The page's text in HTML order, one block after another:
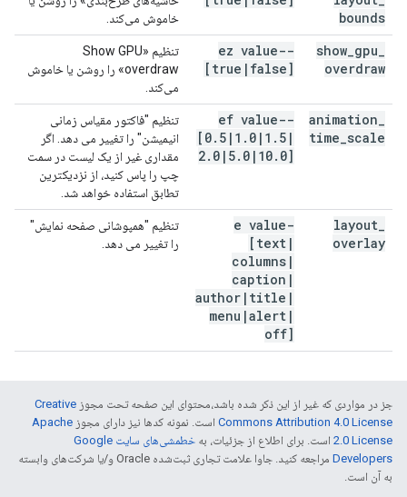
bounds
خاموش می‌کند.
show gpu
overdraw
--ez value
[true | false]
تنظیم «Show GPU
overdraw» را روشن یا خاموش
می‌کند.
animation
time scale
--ef value
[0. 5 | 1 . 0 | 1 . 5 |
2. 0 | 5. 0 | 10. 0]
تنظیم "فاکتور مقیاس زمانی
انیمیشن" را تغییر می دهد. اگر
مقداری غیر از یک لیست در سمت
چپ را پاس کنید، از نزدیکترین
تطابق استفاده خواهد شد.
layout
overlay
-e value
[text |
columns |
caption |
author | title |
menu |alert |
off]
تنظیم "همپوشانی صفحه نمایش"
را تغییر می دهد.
جز در مواردی که غیر از این ذکر شده باشد،‌محتوای این صفحه تحت مجوز Creative
Commons Attribution 4.0 License است. نمونه کدها نیز دارای مجوز Apache
2.0 License است. برای اطلاع از جزئیات، به
خطمشی‌های سایت Google
Developers‏
مراجعه کنید. جاوا علامت تجاری ثبت‌شده Oracle و/یا شرکت‌های وابسته
به آن است.